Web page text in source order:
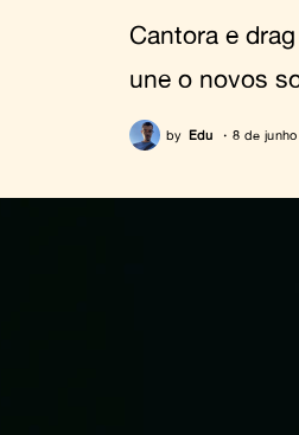
Cantora e
une o novos
by Edu 8 de